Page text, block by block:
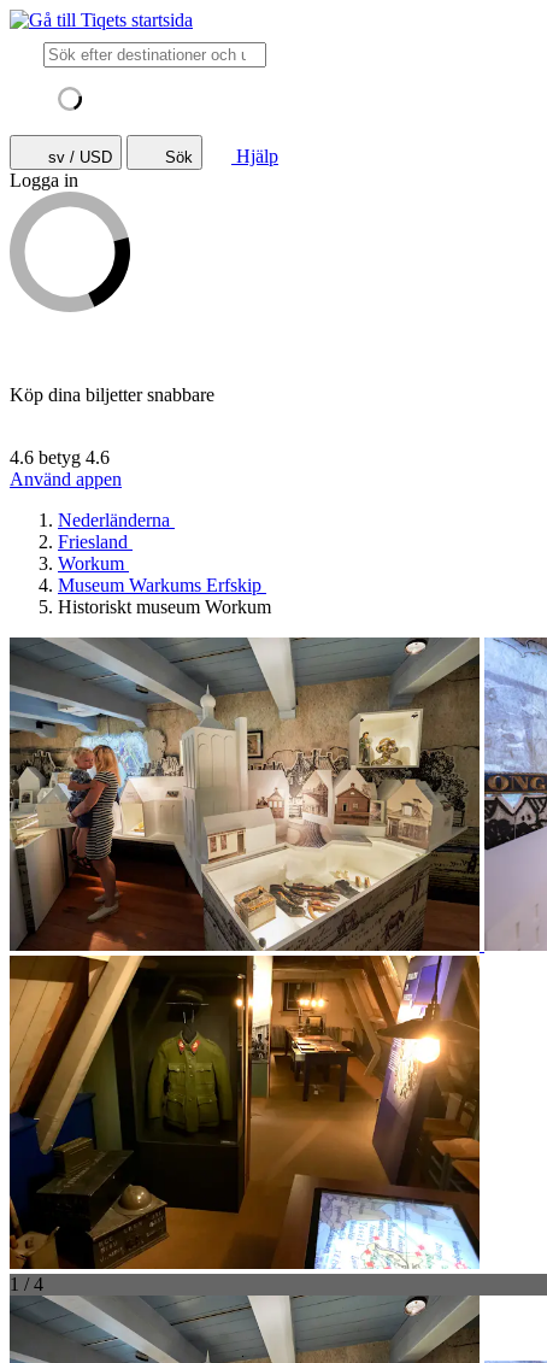
sv / USD Sök
Hjälp
Logga in
Köp dina biljetter snabbare
4.6 betyg 4.6
Använd appen
Nederländerna
Friesland
Workum
Museum Warkums Erfskip
Historiskt museum Workum
1 / 4